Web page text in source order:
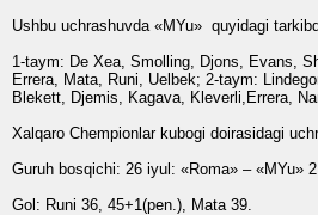
Ushbu uchrashuvda «MYu» quyidagi
1-taym: De Xea, Smolling, Djons, Evans,
Errera, Mata, Runi, Uelbek; 2-taym:
Blekett, Djemis, Kagava, Kleverli,Errera,
Xalqaro Chempionlar kubogi doirasidagi
Guruh bosqichi: 26 iyul: «Roma» – «MYu»
Gol: Runi 36, 45+1(pen.), Mata 39.